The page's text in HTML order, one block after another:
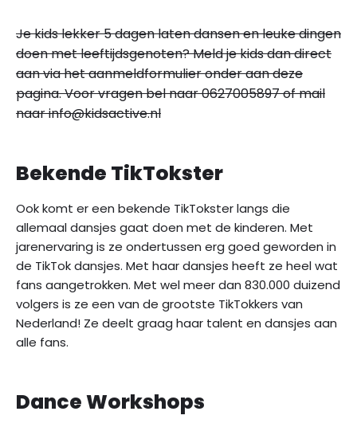
Je kids lekker 5 dagen laten dansen en leuke dingen
doen met leeftijdsgenoten? Meld je kids dan direct
aan via het aanmeldformulier onder aan deze
pagina. Voor vragen bel naar 0627005897 of mail
naar info@kidsactive.nl
Bekende TikTokster
Ook komt er een bekende TikTokster langs die
allemaal dansjes gaat doen met de kinderen. Met
jarenervaring is ze ondertussen erg goed geworden in
de TikTok dansjes. Met haar dansjes heeft ze heel wat
fans aangetrokken. Met wel meer dan 830.000 duizend
volgers is ze een van de grootste TikTokkers van
Nederland! Ze deelt graag haar talent en dansjes aan
alle fans.
Dance Workshops